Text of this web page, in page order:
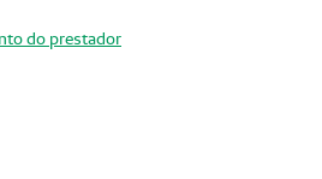
do prestador